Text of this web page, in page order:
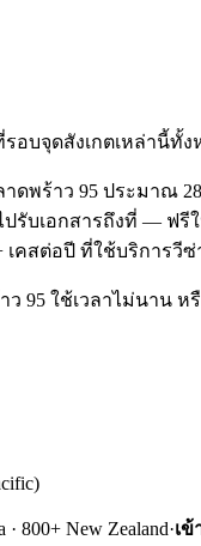
อบจุดสังเกตเหล่านี้ทั้ง
พร้าว 95 ประมาณ
บเอกสารถึงที่ — ฟรี
เคสต่อปี ที่ใช้บริการวี
95 ใช้เวลาไม่นาน
· 800+ New Zealand·เข้